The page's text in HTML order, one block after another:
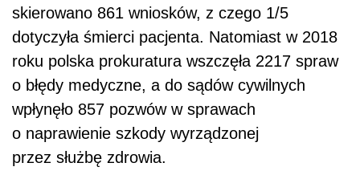
skierowano 861 wniosków, z czego 1/5
dotyczyła śmierci pacjenta. Natomiast w 2018
roku polska prokuratura wszczęła 2217 spraw
o błędy medyczne, a do sądów cywilnych
wpłynęło 857 pozwów w sprawach
o naprawienie szkody wyrządzonej
przez służbę zdrowia.